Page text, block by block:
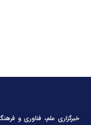
خبرگزاری علم، فناوری و